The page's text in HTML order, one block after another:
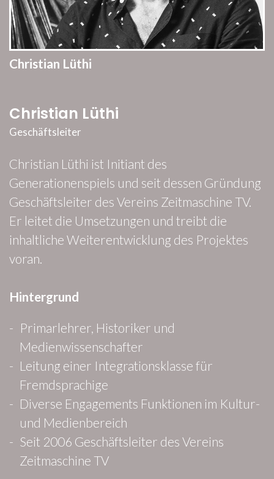
Christian Lüthi
Christian Lüthi
Geschäftsleiter
Christian Lüthi ist Initiant des
Generationenspiels und seit dessen Gründung
Geschäftsleiter des Vereins Zeitmaschine TV.
Er leitet die Umsetzungen und treibt die
inhaltliche Weiterentwicklung des Projektes
voran.
Hintergrund
Primarlehrer, Historiker und
Medienwissenschafter
Leitung einer Integrationsklasse für
Fremdsprachige
Diverse Engagements Funktionen im Kultur-
und Medienbereich
Seit 2006 Geschäftsleiter des Vereins
Zeitmaschine TV